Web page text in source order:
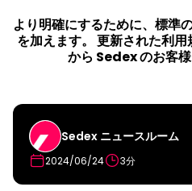
より明確にするために、標準
を加えます。 更新された利
から Sedex のお客様
Sedex ニュースルーム
2024/06/24 3分